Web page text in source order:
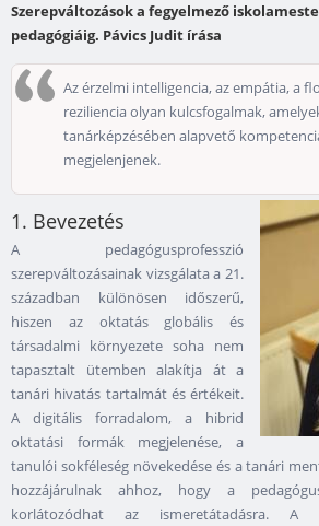
Szerepváltozások a fegyelmező
pedagógiáig. Pávics Judit írása
Az érzelmi intelligencia, az empátia, a
reziliencia olyan kulcsfogalmak,
tanárképzésében alapvető
megjelenjenek.
1. Bevezetés
A pedagógusprofesszió
szerepváltozásainak vizsgálata a 21.
században különösen időszerű,
hiszen az oktatás globális és
társadalmi környezete soha nem
tapasztalt ütemben alakítja át a
tanári hivatás tartalmát és értékeit.
A digitális forradalom, a hibrid
oktatási formák megjelenése, a
tanulói sokféleség növekedése és a tanári
hozzájárulnak ahhoz, hogy a
korlátozódhat az ismeretátadásra. A